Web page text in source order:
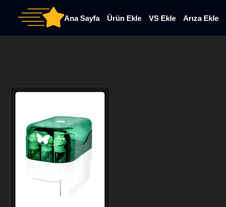
Ana Sayfa Ürün Ekle VS Ekle Arıza Ekle